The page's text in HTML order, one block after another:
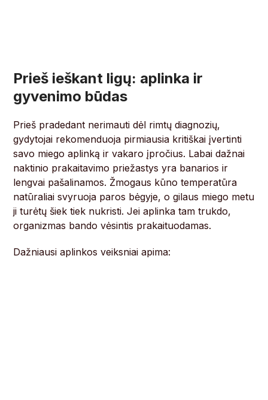
Prieš ieškant ligų: aplinka ir
gyvenimo būdas
Prieš pradedant nerimauti dėl rimtų diagnozių,
gydytojai rekomenduoja pirmiausia kritiškai įvertinti
savo miego aplinką ir vakaro įpročius. Labai dažnai
naktinio prakaitavimo priežastys yra banarios ir
lengvai pašalinamos. Žmogaus kūno temperatūra
natūraliai svyruoja paros bėgyje, o gilaus miego metu
ji turėtų šiek tiek nukristi. Jei aplinka tam trukdo,
organizmas bando vėsintis prakaituodamas.
Dažniausi aplinkos veiksniai apima: